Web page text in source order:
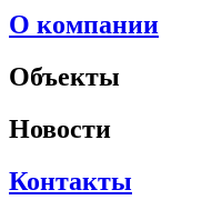
О компании
Объекты
Новости
Контакты